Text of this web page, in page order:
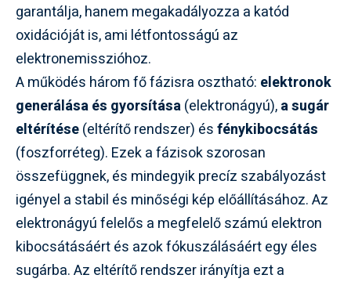
garantálja, hanem megakadályozza a katód
oxidációját is, ami létfontosságú az
elektronemisszióhoz.
A működés három fő fázisra osztható: elektronok
generálása és gyorsítása(elektronágyú),a sugár
eltérítése(eltérítő rendszer) ésfénykibocsátás
(foszforréteg). Ezek a fázisok szorosan
összefüggnek, és mindegyik precíz szabályozást
igényel a stabil és minőségi kép előállításához. Az
elektronágyú felelős a megfelelő számú elektron
kibocsátásáért és azok fókuszálásáért egy éles
sugárba. Az eltérítő rendszer irányítja ezt a